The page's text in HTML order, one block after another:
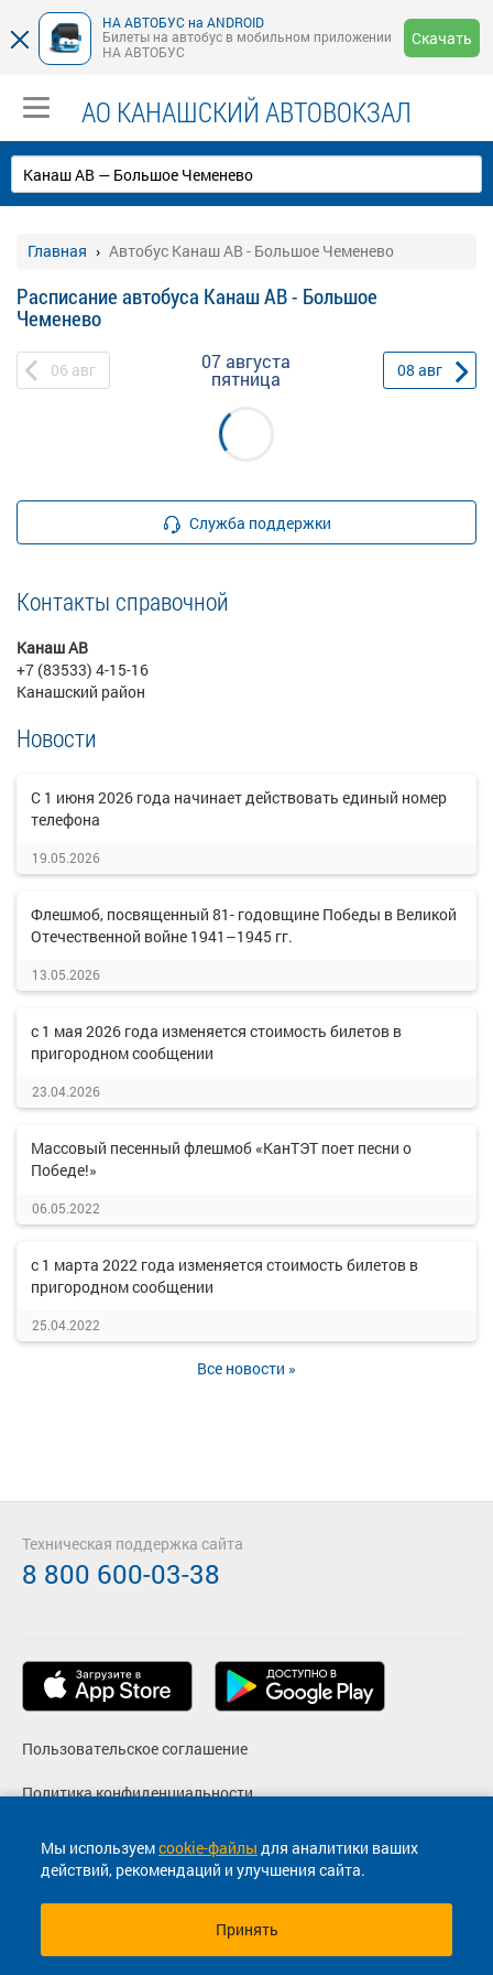
НА АВТОБУС на ANDROID
Билеты на автобус в мобильном приложении
НА АВТОБУС
Скачать
АО КАНАШСКИЙ АВТОВОКЗАЛ
Главная Автобус Канаш АВ - Большое Чеменево
Расписание автобуса Канаш АВ - Большое
Чеменево
06 авг 07 августа
пятница 08 авг
Служба поддержки
Контакты справочной
Канаш АВ
+7 (83533) 4-15-16
Канашский район
Новости
C 1 июня 2026 года начинает действовать единый номер
телефона
19.05.2026
Флешмоб, посвященный 81- годовщине Победы в Великой
Отечественной войне 1941–1945 гг.
13.05.2026
с 1 мая 2026 года изменяется стоимость билетов в
пригородном сообщении
23.04.2026
Массовый песенный флешмоб «КанТЭТ поет песни о
Победе!»
06.05.2022
с 1 марта 2022 года изменяется стоимость билетов в
пригородном сообщении
25.04.2022
Все новости »
Мы используемcookie-файлы для аналитики ваших
действий, рекомендаций и улучшения сайта.
Принять
Пользовательское соглашение
Политика конфиденциальности
Согласие на маркетинговые сообщения
Техническая поддержка сайта
8 800 600-03-38
© 2013-2026, ООО "Капитал"- Онлайн сервис продажи